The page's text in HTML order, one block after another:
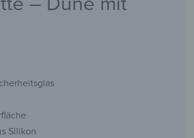
KREIDETAFELNWANDSPIEGEL
Silikon